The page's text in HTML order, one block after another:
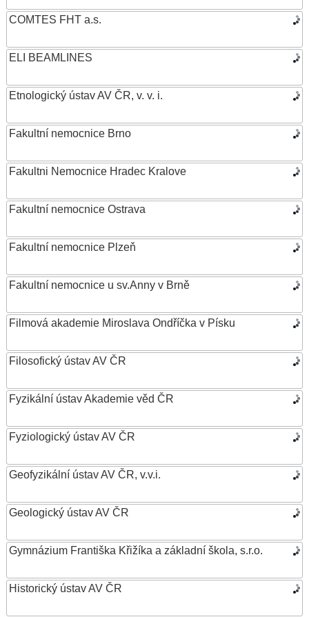
COMTES FHT a.s.
ELI BEAMLINES
Etnologický ústav AV ČR, v. v. i.
Fakultní nemocnice Brno
Fakultni Nemocnice Hradec Kralove
Fakultní nemocnice Ostrava
Fakultní nemocnice Plzeň
Fakultní nemocnice u sv.Anny v Brně
Filmová akademie Miroslava Ondříčka v Písku
Filosofický ústav AV ČR
Fyzikální ústav Akademie věd ČR
Fyziologický ústav AV ČR
Geofyzikální ústav AV ČR, v.v.i.
Geologický ústav AV ČR
Gymnázium Františka Křižíka a základní škola, s.r.o.
Historický ústav AV ČR